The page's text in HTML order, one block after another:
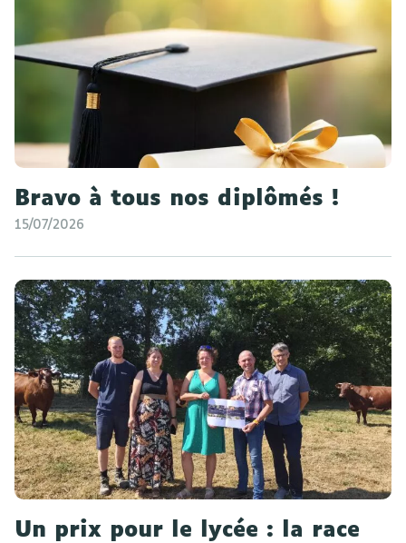
Bravo à tous nos diplômés !
15/07/2026
Un prix pour le lycée : la race